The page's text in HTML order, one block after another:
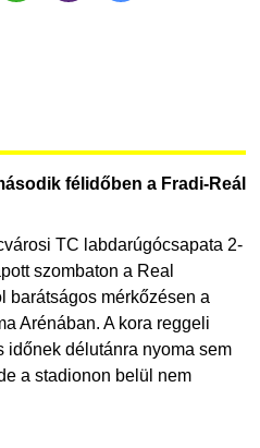
félidőben a Fradi-Reál
TC labdarúgócsapata 2-
szombaton a Real
barátságos mérkőzésen a
Arénában. A kora reggeli
időnek délutánra nyoma sem
a stadionon belül nem